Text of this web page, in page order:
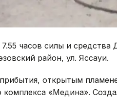
7.55 часов силы и
район, ул. Яссауи.
открытым
комплекса «Медина».